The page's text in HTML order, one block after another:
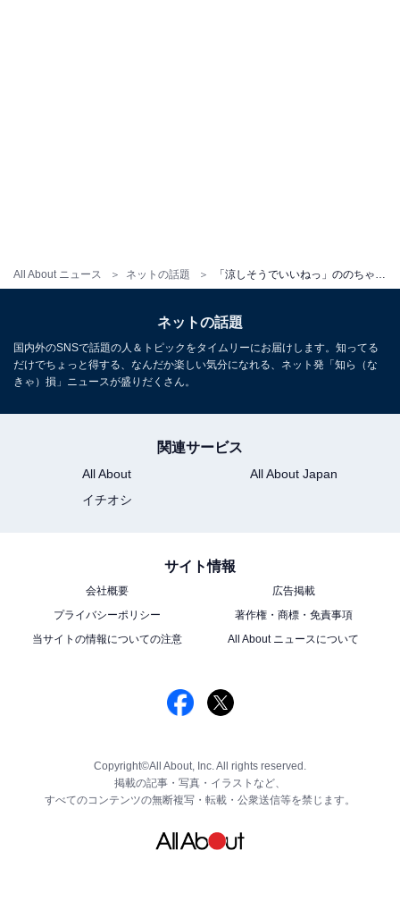
All About ニュース ネットの話題
ネットの話題
国内外のSNSで話題の人＆トピックをタイムリーにお届けします。知ってる
だけでちょっと得する、なんだか楽しい気分になれる、ネット発「知ら（な
きゃ）損」ニュースが盛りだくさん。
関連サービス
All About
All About Japan
イチオシ
サイト情報
会社概要
広告掲載
プライバシーポリシー
著作権・商標・免責事項
当サイトの情報についての注意
All About ニュースについて
Copyright©All About, Inc. All rights reserved.
掲載の記事・写真・イラストなど、
すべてのコンテンツの無断複写・転載・公衆送信等を禁じます。